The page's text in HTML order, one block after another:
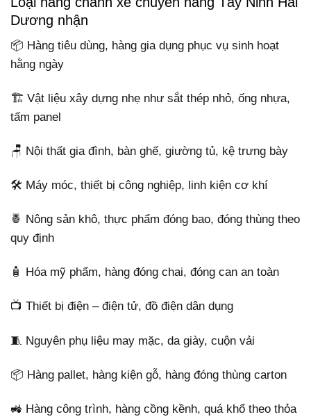
Dương nhận
📦 Hàng tiêu dùng, hàng gia dụng phục vụ sinh hoạt
hằng ngày
🏗️ Vật liệu xây dựng nhẹ như sắt thép nhỏ, ống nhựa,
tấm panel
🪑 Nội thất gia đình, bàn ghế, giường tủ, kệ trưng bày
🛠️ Máy móc, thiết bị công nghiệp, linh kiện cơ khí
🍍 Nông sản khô, thực phẩm đóng bao, đóng thùng theo
quy định
🧴 Hóa mỹ phẩm, hàng đóng chai, đóng can an toàn
📺 Thiết bị điện – điện tử, đồ điện dân dụng
🧵 Nguyên phụ liệu may mặc, da giày, cuộn vải
📦 Hàng pallet, hàng kiện gỗ, hàng đóng thùng carton
🚜 Hàng công trình, hàng cồng kềnh, quá khổ theo thỏa